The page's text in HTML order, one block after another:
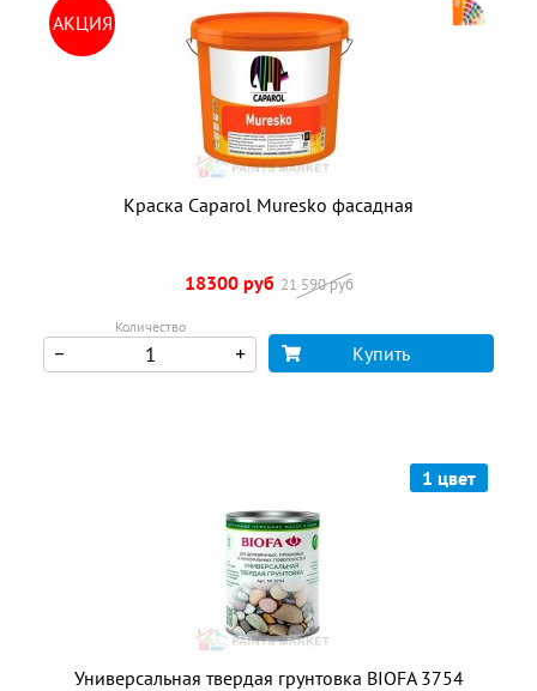
АКЦИЯ
Краска Caparol Muresko фасадная
18300 руб 21 590 руб
Количество
Купить
1 цвет
Универсальная твердая грунтовка BIOFA 3754